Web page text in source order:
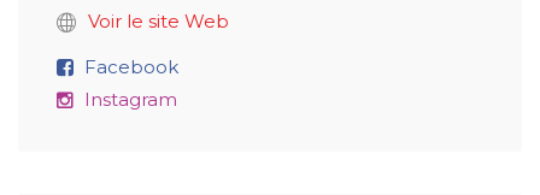
Voir le site Web
Facebook
Instagram